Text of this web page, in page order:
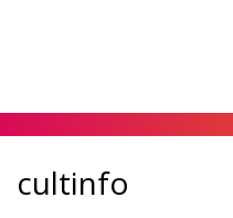
cultinfo